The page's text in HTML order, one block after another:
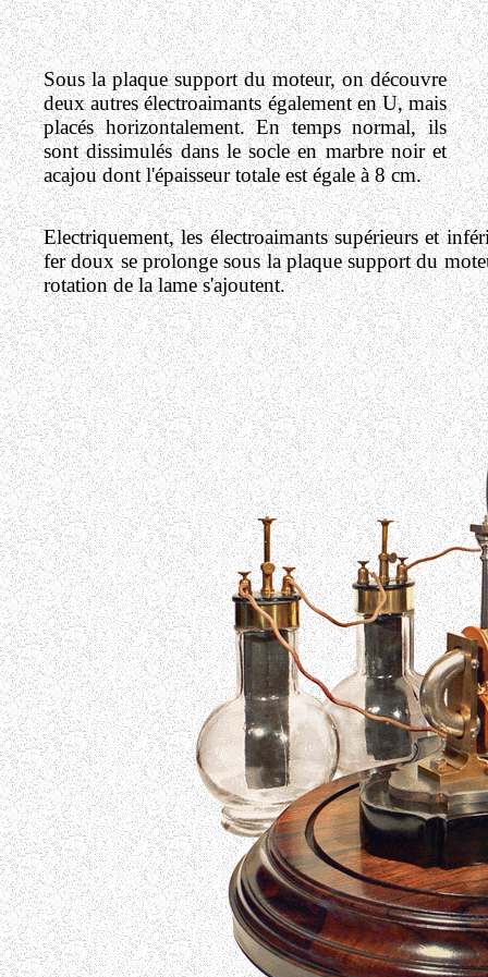
Sous la plaque support du moteur, on découvre
deux autres électroaimants également en U, mais
placés horizontalement. En temps normal, ils
sont dissimulés dans le socle en marbre noir et
acajou dont l'épaisseur totale est égale à 8 cm.
Electriquement, les électroaimants supérieurs et
fer doux se prolonge sous la plaque support du
rotation de la lame s'ajoutent.